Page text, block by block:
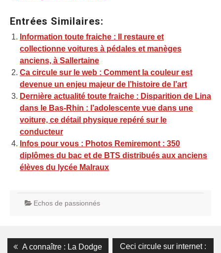
Entrées Similaires:
Information toute fraiche : Il restaure et
collectionne voitures à pédales et manèges
anciens, à Sallertaine
Ca circule sur le web : Comment la couleur est
devenue un enjeu majeur de l’histoire de l’art
Dernière actualité toute fraiche : Disparition de Lina
dans le Bas-Rhin : l’adolescente vue dans une
voiture, ce détail physique repéré sur le
conducteur
Infos pour vous : Photos Remiremont : 350
diplômes du bac et de BTS distribués aux anciens
élèves du lycée Malraux
Echos de passionnés
Navigation
Previous
A connaître : La Dodge
Next
Ceci circule sur internet :